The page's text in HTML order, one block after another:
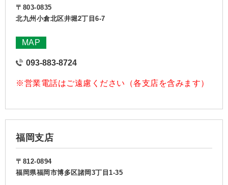
〒803-0835
北九州小倉北区井堀2丁目6-7
MAP
093-883-8724
※営業電話はご遠慮ください（各支店を含みます）
福岡支店
〒812-0894
福岡県福岡市博多区諸岡3丁目1-35